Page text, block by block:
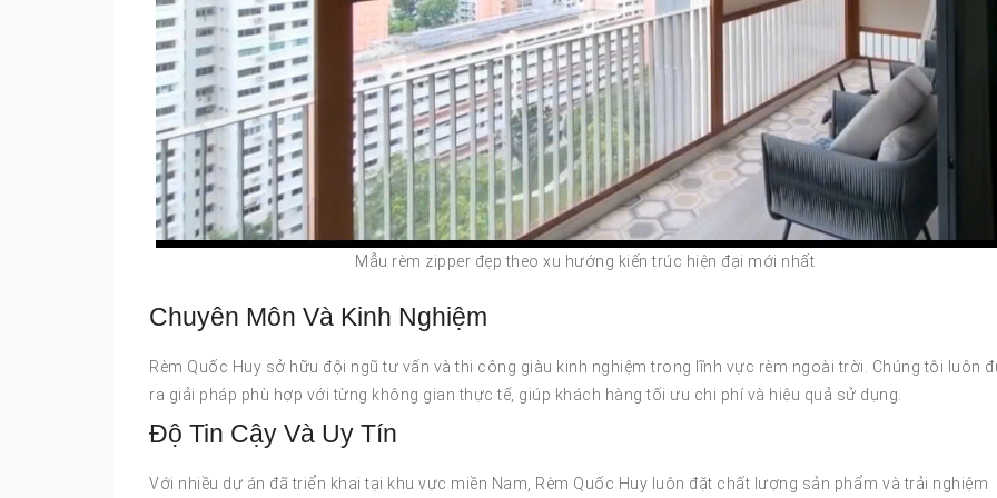
Mẫu rèm zipper đẹp theo xu hướng kiến trúc hiện đại mới nhất
Chuyên Môn Và Kinh Nghiệm
Rèm Quốc Huy sở hữu đội ngũ tư vấn và thi công giàu kinh nghiệm trong lĩnh vực rèm ngoài trời. Chúng tôi luôn
ra giải pháp phù hợp với từng không gian thực tế, giúp khách hàng tối ưu chi phí và hiệu quả sử dụng.
Độ Tin Cậy Và Uy Tín
Với nhiều dự án đã triển khai tại khu vực miền Nam, Rèm Quốc Huy luôn đặt chất lượng sản phẩm và trải nghiệm